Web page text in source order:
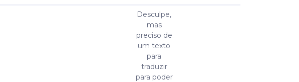
Desculpe,
mas
preciso de
um texto
para
traduzir
para poder